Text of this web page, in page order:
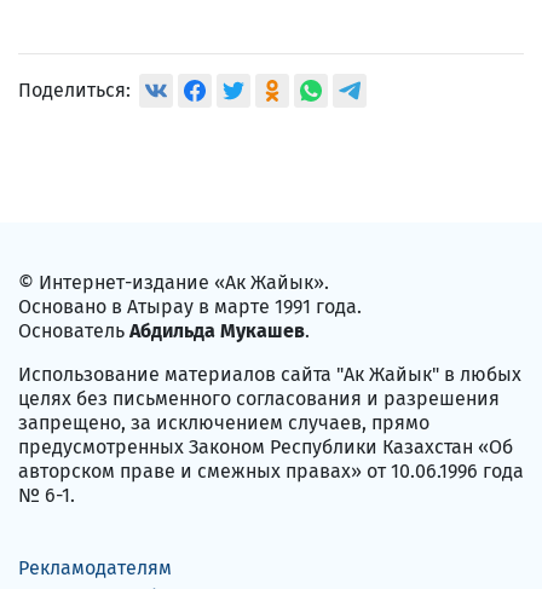
Поделиться:
© Интернет-издание «Ак Жайык».
Основано в Атырау в марте 1991 года.
Основатель Абдильда Мукашев.
Использование материалов сайта "Ак Жайык" в любых
целях без письменного согласования и разрешения
запрещено, за исключением случаев, прямо
предусмотренных Законом Республики Казахстан «Об
авторском праве и смежных правах» от 10.06.1996 года
№ 6-1.
Рекламодателям